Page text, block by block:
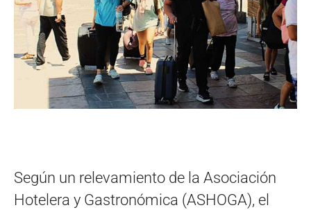
Según un relevamiento de la Asociación
Hotelera y Gastronómica (ASHOGA), el